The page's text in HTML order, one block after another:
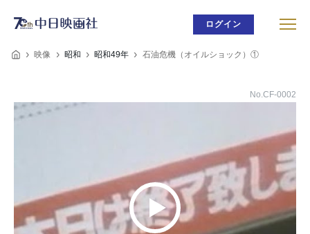
ログイン
映像 昭和 昭和49年 石油危機（オイルショック）①
No.CF-0002